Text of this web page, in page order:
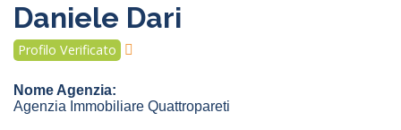
Daniele Dari
Profilo Verificato
Nome Agenzia:
Agenzia Immobiliare Quattropareti